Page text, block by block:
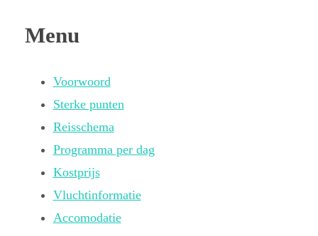
Menu
Voorwoord
Sterke punten
Reisschema
Programma per dag
Kostprijs
Vluchtinformatie
Accomodatie